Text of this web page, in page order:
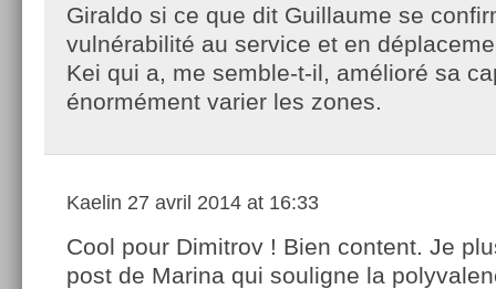
Giraldo si ce que dit Guillaume se
vulnérabilité au service et en
Kei qui a, me semble-t-il, amélioré sa
énormément varier les zones.
Kaelin 27 avril 2014 at 16:33
Cool pour Dimitrov ! Bien content. Je
post de Marina qui souligne la